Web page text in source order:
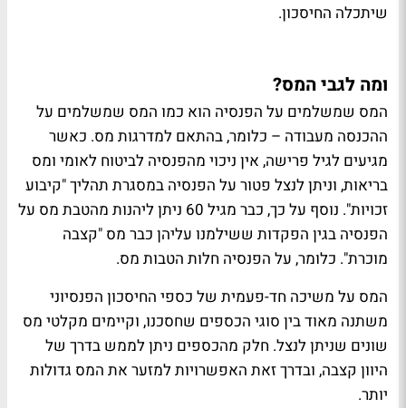
שיתכלה החיסכון.
ומה לגבי המס?
המס שמשלמים על הפנסיה הוא כמו המס שמשלמים על
ההכנסה מעבודה – כלומר, בהתאם למדרגות מס. כאשר
מגיעים לגיל פרישה, אין ניכוי מהפנסיה לביטוח לאומי ומס
בריאות, וניתן לנצל פטור על הפנסיה במסגרת תהליך "קיבוע
זכויות". נוסף על כך, כבר מגיל 60 ניתן ליהנות מהטבת מס על
הפנסיה בגין הפקדות ששילמנו עליהן כבר מס "קצבה
מוכרת". כלומר, על הפנסיה חלות הטבות מס.
המס על משיכה חד-פעמית של כספי החיסכון הפנסיוני
משתנה מאוד בין סוגי הכספים שחסכנו, וקיימים מקלטי מס
שונים שניתן לנצל. חלק מהכספים ניתן לממש בדרך של
היוון קצבה, ובדרך זאת האפשרויות למזער את המס גדולות
יותר.